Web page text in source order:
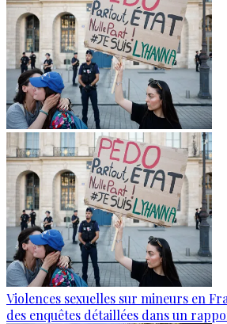
Violences sexuelles sur mineurs en
des enquêtes détaillées dans un